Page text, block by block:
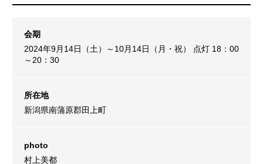
会期
2024年9月14日（土）～10月14日（月・祝） 点灯 18：00
～20：30
所在地
新潟県南蒲原郡田上町
photo
村上美都